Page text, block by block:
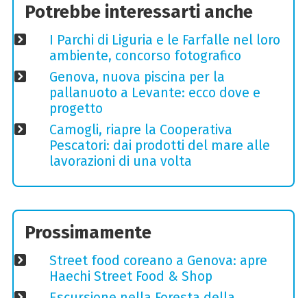
Potrebbe interessarti anche
I Parchi di Liguria e le Farfalle nel loro
ambiente, concorso fotografico
Genova, nuova piscina per la
pallanuoto a Levante: ecco dove e
progetto
Camogli, riapre la Cooperativa
Pescatori: dai prodotti del mare alle
lavorazioni di una volta
Prossimamente
Street food coreano a Genova: apre
Haechi Street Food & Shop